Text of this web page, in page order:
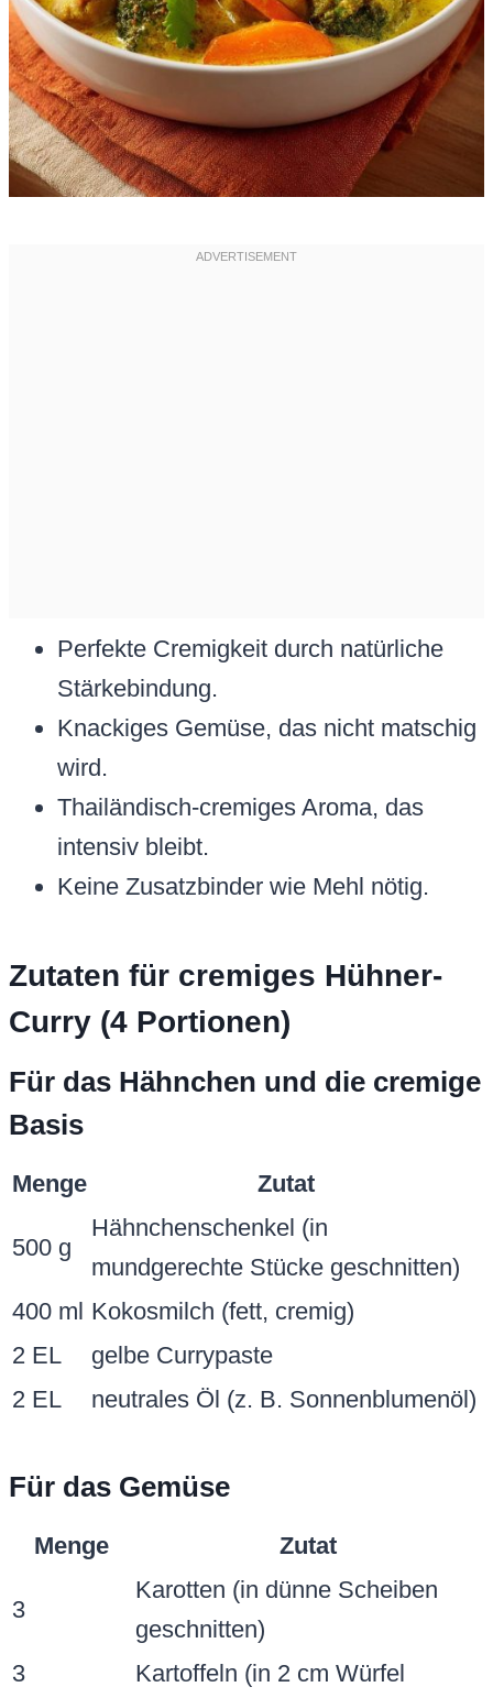
Perfekte Cremigkeit durch natürliche
Stärkebindung.
Knackiges Gemüse, das nicht matschig
wird.
Thailändisch-cremiges Aroma, das
intensiv bleibt.
Keine Zusatzbinder wie Mehl nötig.
Zutaten für cremiges Hühner-
Curry (4 Portionen)
Für das Hähnchen und die cremige
Basis
Menge Zutat
500 g
Hähnchenschenkel (in
mundgerechte Stücke geschnitten)
400 ml Kokosmilch (fett, cremig)
2 EL
gelbe Currypaste
2 EL
neutrales Öl (z. B. Sonnenblumenöl)
Für das Gemüse
Menge Zutat
3
Karotten (in dünne Scheiben
geschnitten)
3
Kartoffeln (in 2 cm Würfel